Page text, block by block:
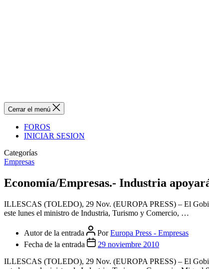
Cerrar el menú
FOROS
INICIAR SESION
Categorías
Empresas
Economía/Empresas.- Industria
ILLESCAS (TOLEDO), 29 Nov. (EUROPA PRESS) – El
este lunes el ministro de Industria, Turismo y Comercio, …
Autor de la entrada PorEuropa Press - Empresas
Fecha de la entrada
29 noviembre 2010
ILLESCAS (TOLEDO), 29 Nov. (EUROPA PRESS) – El